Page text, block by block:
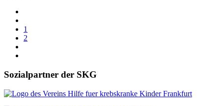
1
2
Sozialpartner der SKG